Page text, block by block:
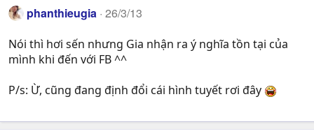
phanthieugia 26/3/13
Nói thì hơi sến nhưng Gia nhận ra ý nghĩa tồn tại của
mình khi đến với FB ^^
P/s: Ừ, cũng đang định đổi cái hình tuyết rơi đây